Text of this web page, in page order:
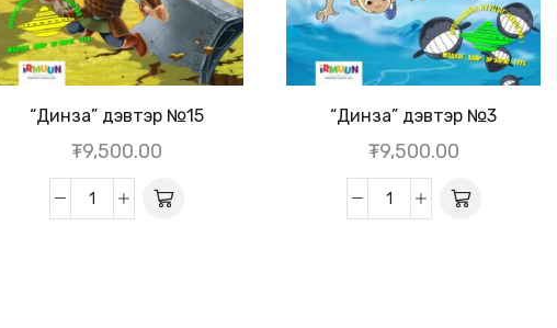
“Динза” дэвтэр №15
₮9,500.00
“Динза” дэвтэр №3
₮9,500.00